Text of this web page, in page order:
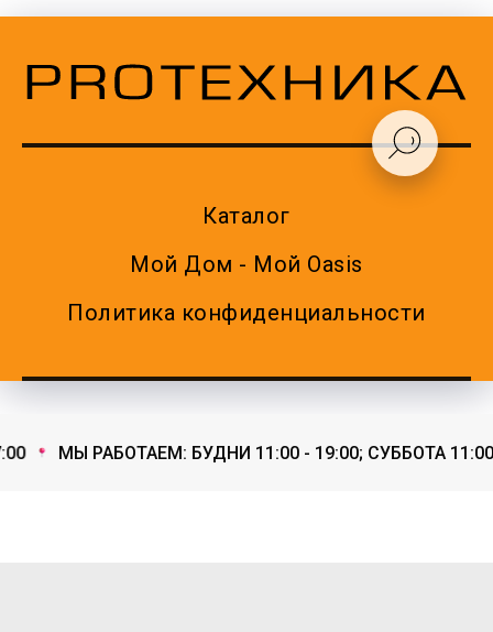
Каталог
Мой Дом - Мой Oasis
Политика конфиденциальности
МЫ РАБОТАЕМ: БУДНИ 11:00 - 19:00; СУББОТА 11:00